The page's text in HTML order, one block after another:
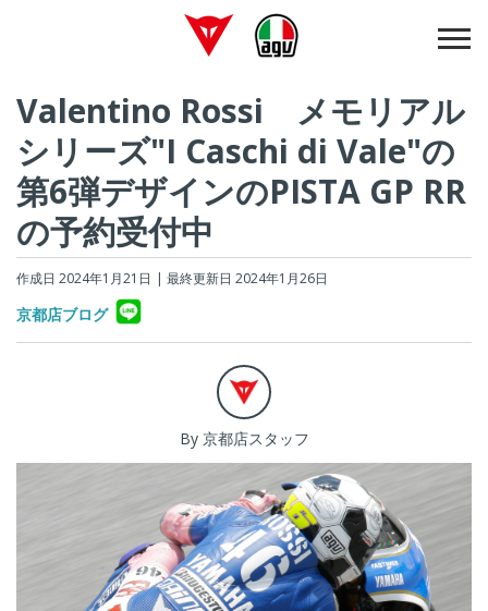
Valentino Rossi メモリアル
シリーズ"I Caschi di Vale"の
第6弾デザインのPISTA GP RR
の予約受付中
作成日 2024年1月21日 | 最終更新日 2024年1月26日
京都店ブログ
By 京都店スタッフ